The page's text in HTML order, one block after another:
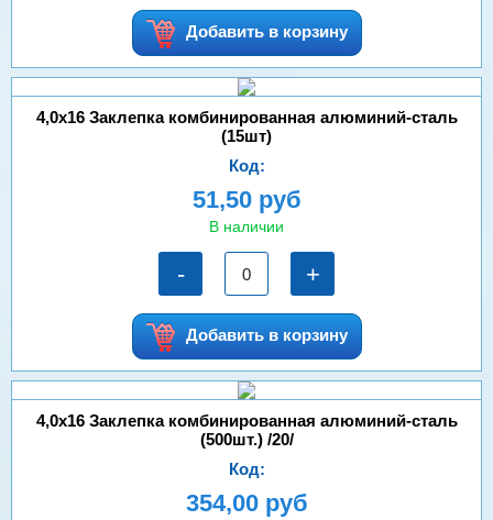
Добавить в корзину
4,0х16 Заклепка комбинированная алюминий-сталь
(15шт)
Код:
51,50 руб
В наличии
- +
Добавить в корзину
4,0х16 Заклепка комбинированная алюминий-сталь
(500шт.) /20/
Код:
354,00 руб